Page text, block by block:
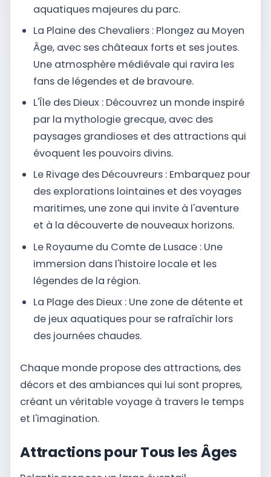
aquatiques majeures du parc.
La Plaine des Chevaliers : Plongez au Moyen
Âge, avec ses châteaux forts et ses joutes.
Une atmosphère médiévale qui ravira les
fans de légendes et de bravoure.
L'Île des Dieux : Découvrez un monde inspiré
par la mythologie grecque, avec des
paysages grandioses et des attractions qui
évoquent les pouvoirs divins.
Le Rivage des Découvreurs : Embarquez pour
des explorations lointaines et des voyages
maritimes, une zone qui invite à l'aventure
et à la découverte de nouveaux horizons.
Le Royaume du Comte de Lusace : Une
immersion dans l'histoire locale et les
légendes de la région.
La Plage des Dieux : Une zone de détente et
de jeux aquatiques pour se rafraîchir lors
des journées chaudes.
Chaque monde propose des attractions, des
décors et des ambiances qui lui sont propres,
créant un véritable voyage à travers le temps
et l'imagination.
Attractions pour Tous les Âges